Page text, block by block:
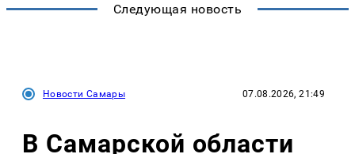
Следующая новость
Новости Самары 07.08.2026, 21:49
В Самарской области